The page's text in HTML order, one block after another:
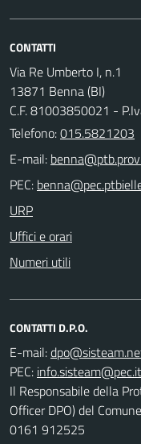
CONTATTI
Via Re Umberto I, n.1
13871 Benna (BI)
C.F. 81003850021 -
Telefono:015.5821203
E-mail:
PEC:
URP
Uffici e orari
Numeri utili
CONTATTI D.P.O.
E-mail:
PEC:
Il Responsabile della
Officer DPO) del
0161 912525